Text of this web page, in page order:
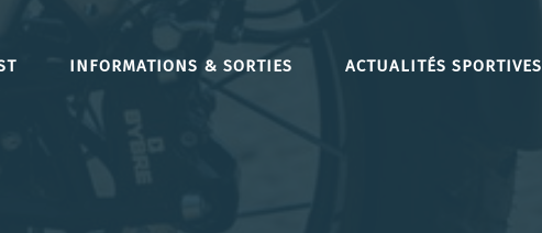
INFORMATIONS & SORTIES ACTUALITÉS SPORTIVES